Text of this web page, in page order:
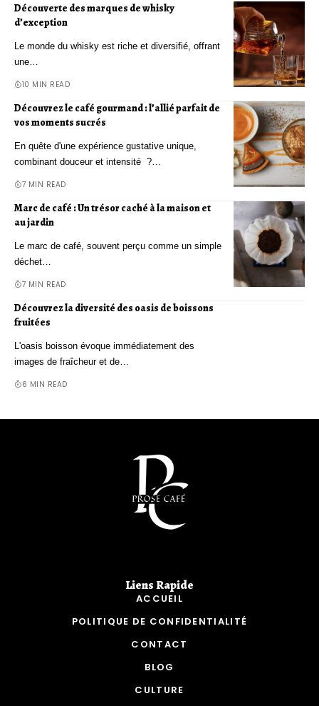
Découverte des marques de whisky
d’exception
Le monde du whisky est riche et diversifié, offrant
une…
10 MIN READ
Découvrez le café gourmand : l’allié parfait de
vos moments sucrés
En quête d'une expérience gustative unique,
combinant douceur et intensité ?…
7 MIN READ
Marc de café : Un trésor caché à la maison et
au jardin
Le marc de café, souvent perçu comme un simple
déchet…
7 MIN READ
Découvrez la diversité des oasis de boissons
fruitées
L'oasis boisson évoque immédiatement des
images de fraîcheur et de…
6 MIN READ
Liens Rapide​
ACCUEIL
POLITIQUE DE CONFIDENTIALITÉ
CONTACT
BLOG
CULTURE